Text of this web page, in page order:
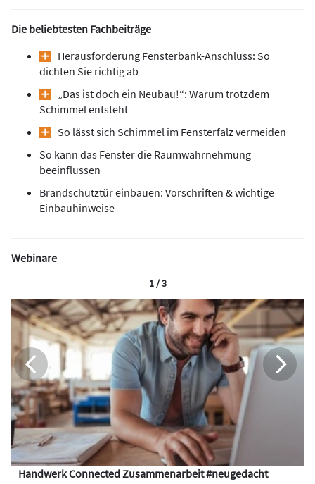
Die beliebtesten Fachbeiträge
Herausforderung Fensterbank-Anschluss: So
dichten Sie richtig ab
„Das ist doch ein Neubau!“: Warum trotzdem
Schimmel entsteht
So lässt sich Schimmel im Fensterfalz vermeiden
So kann das Fenster die Raumwahrnehmung
beeinflussen
Brandschutztür einbauen: Vorschriften & wichtige
Einbauhinweise
Webinare
Handwerk Connected Zusammenarbeit #neugedacht
1 / 3